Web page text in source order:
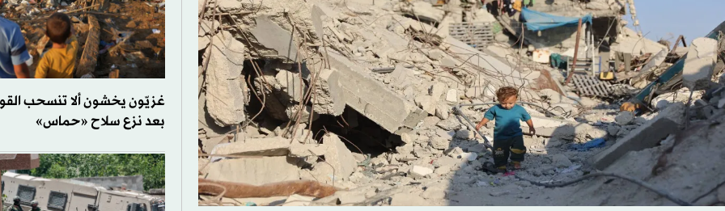
غزيّون يخشون ألا تنسحب
بعد نزع سلاح «حماس»